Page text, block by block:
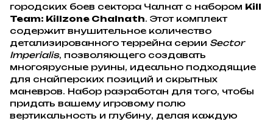
городских боев сектора Чалнат с набором Kill
Team: Killzone Chalnath. Этот комплект
содержит внушительное количество
детализированного террейна серии Sector
Imperialis, позволяющего создавать
многоярусные руины, идеально подходящие
для снайперских позиций и скрытных
маневров. Набор разработан для того, чтобы
придать вашему игровому полю
вертикальность и глубину, делая каждую